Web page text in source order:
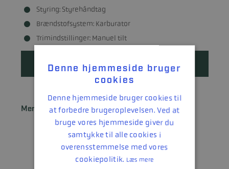
Styring: Styrehåndtag
Brændstofsystem: Karburator
Trimindstillinger: Manuel tilt
Læs mere
Mercury 25 MH SeaPro
Denne hjemmeside bruger
cookies
Denne hjemmeside bruger cookies til
at forbedre brugeroplevelsen. Ved at
bruge vores hjemmeside giver du
samtykke til alle cookies i
overensstemmelse med vores
cookiepolitik. Læs mere